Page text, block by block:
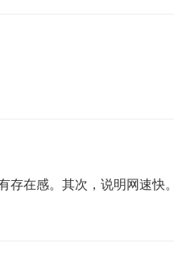
存在感。其次，说明网速快